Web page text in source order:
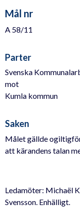
Mål nr
A 58/11
Parter
Svenska
mot
Kumla kommun
Saken
Målet gällde
att kärandens talan
Ledamöter: Michaël
Svensson. Enhälligt.